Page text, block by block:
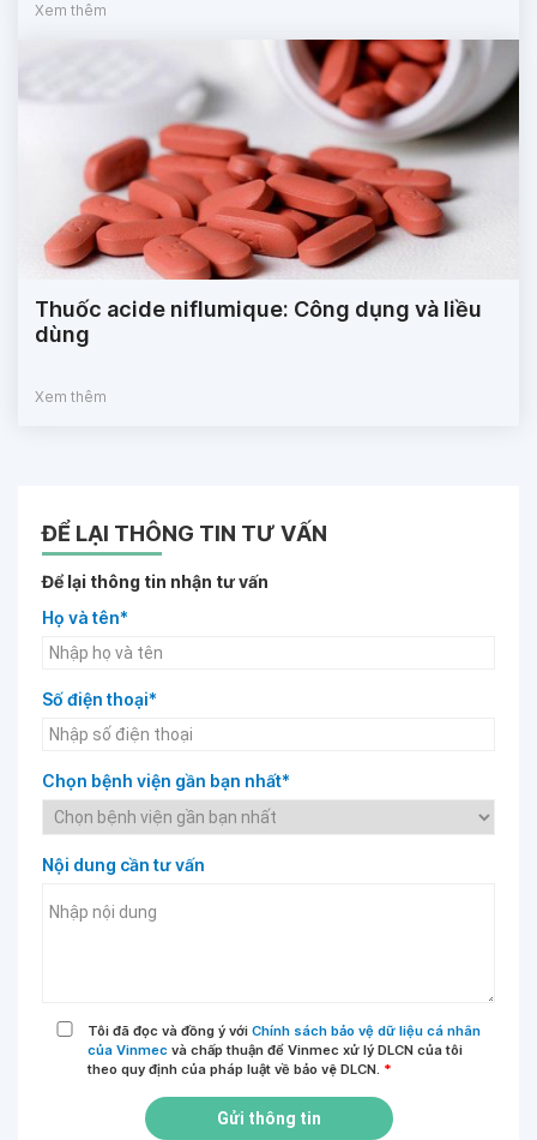
Xem thêm
Thuốc acide niflumique: Công dụng và liều
dùng
Xem thêm
ĐỂ LẠI THÔNG TIN TƯ VẤN
Để lại thông tin nhận tư vấn
Họ và tên*
Số điện thoại*
Chọn bệnh viện gần bạn nhất*
Nội dung cần tư vấn
Tôi đã đọc và đồng ý với Chính sách bảo vệ dữ liệu cá nhân
của Vinmec và chấp thuận để Vinmec xử lý DLCN của tôi
theo quy định của pháp luật về bảo vệ DLCN. *
Gửi thông tin